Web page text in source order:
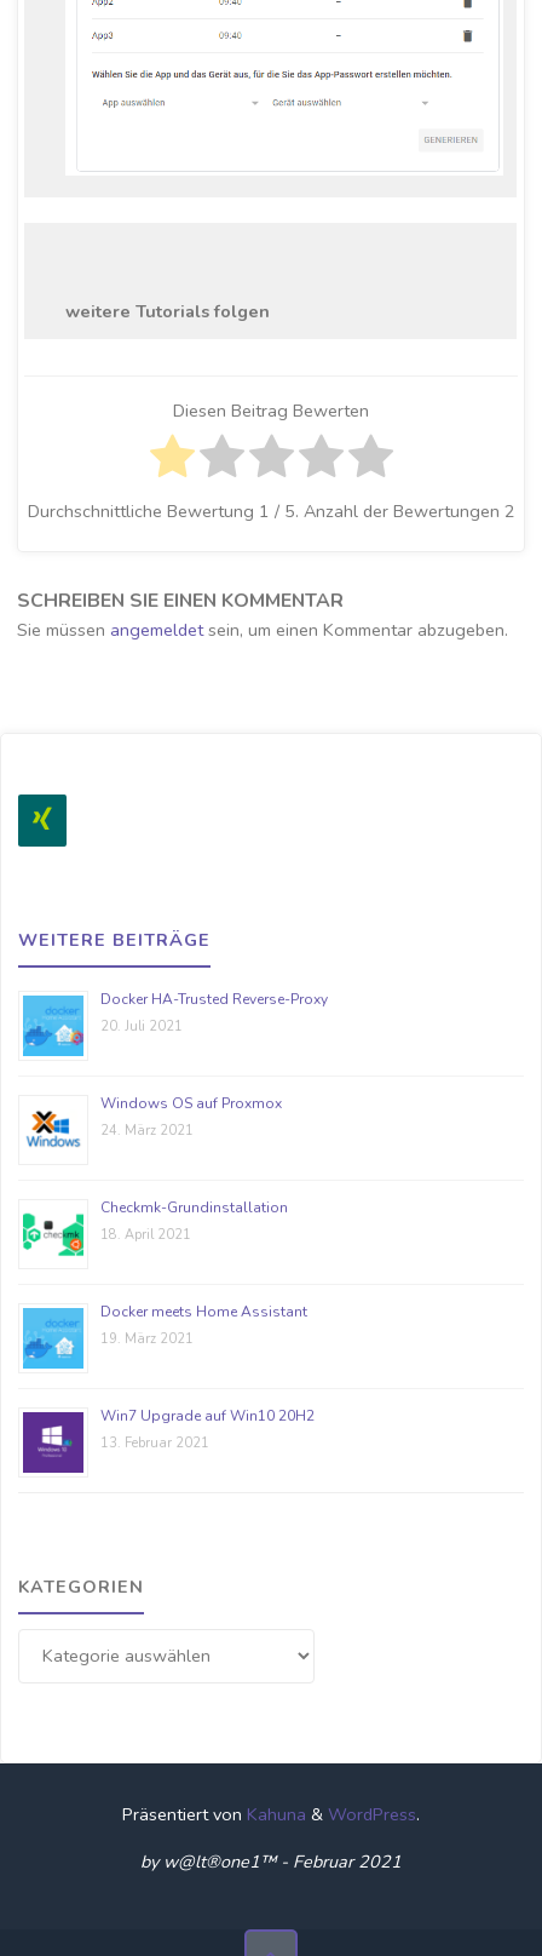
weitere Tutorials folgen
Diesen Beitrag Bewerten
Durchschnittliche Bewertung 1 / 5. Anzahl der Bewertungen 2
SCHREIBEN SIE EINEN KOMMENTAR
Sie müssen angemeldetsein, um einen Kommentar abzugeben.
WEITERE BEITRÄGE
Docker HA-Trusted Reverse-Proxy
20. Juli 2021
Windows OS auf Proxmox
24. März 2021
Checkmk-Grundinstallation
18. April 2021
Docker meets Home Assistant
19. März 2021
Win7 Upgrade auf Win10 20H2
13. Februar 2021
KATEGORIEN
Präsentiert von Kahuna & WordPress.
by w@lt®one1™ - Februar 2021